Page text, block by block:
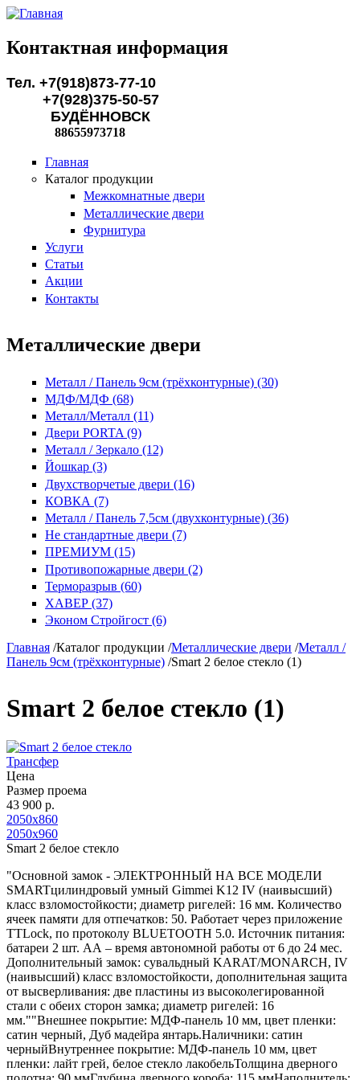
Перейти к основному содержанию
Контактная информация
Тел. +7(918)873-77-10
+7(928)375-50-57
БУДЁННОВСК
88655973718
Главная
Каталог продукции
Межкомнатные двери
Металлические двери
Фурнитура
Услуги
Статьи
Акции
Контакты
Металлические двери
Металл / Панель 9см (трёхконтурные) (30)
МДФ/МДФ (68)
Металл/Металл (11)
Двери PORTA (9)
Металл / Зеркало (12)
Йошкар (3)
Двухстворчетые двери (16)
КОВКА (7)
Металл / Панель 7,5см (двухконтурные) (36)
Не стандартные двери (7)
ПРЕМИУМ (15)
Противопожарные двери (2)
Терморазрыв (60)
ХАВЕР (37)
Эконом Стройгост (6)
Главная /Каталог продукции /Металлические двери /Металл /
Панель 9см (трёхконтурные) /Smart 2 белое стекло (1)
Smart 2 белое стекло (1)
Трансфер
Цена
Размер проема
43 900 р.
2050х860
2050х960
Smart 2 белое стекло
"Основной замок - ЭЛЕКТРОННЫЙ НА ВСЕ МОДЕЛИ
SMARTцилиндровый умный Gimmei K12 IV (наивысший)
класс взломостойкости; диаметр ригелей: 16 мм. Количество
ячеек памяти для отпечатков: 50. Работает через приложение
TTLock, по протоколу BLUETOOTH 5.0. Источник питания:
батареи 2 шт. АА – время автономной работы от 6 до 24 мес.
Дополнительный замок: сувальдный KARAT/MONARCH, IV
(наивысший) класс взломостойкости, дополнительная защита
от высверливания: две пластины из высоколегированной
стали с обеих сторон замка; диаметр ригелей: 16
мм.""Внешнее покрытие: МДФ-панель 10 мм, цвет пленки:
сатин черный, Дуб мадейра янтарь.Наличники: сатин
черныйВнутреннее покрытие: МДФ-панель 10 мм, цвет
пленки: лайт грей, белое стекло лакобельТолщина дверного